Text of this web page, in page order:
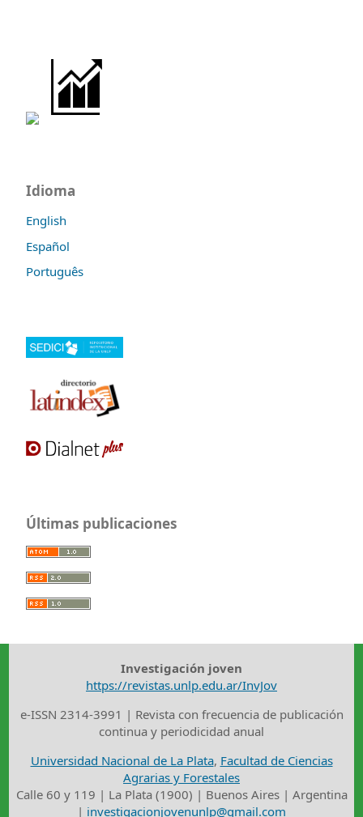
Idioma
English
Español
Português
Últimas publicaciones
Investigación joven
https://revistas.unlp.edu.ar/InvJov
e-ISSN 2314-3991 | Revista con frecuencia de publicación
continua y periodicidad anual
Universidad Nacional de La Plata, Facultad de Ciencias
Agrarias y Forestales
Calle 60 y 119 | La Plata (1900) | Buenos Aires | Argentina
| investigacionjovenunlp@gmail.com